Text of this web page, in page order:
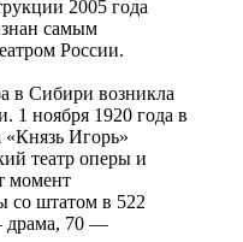
2005 года
самым
России.
в Сибири возникла
1 ноября 1920 года в
Игорь»
театр оперы и
момент
со штатом в 522
драма, 70 —